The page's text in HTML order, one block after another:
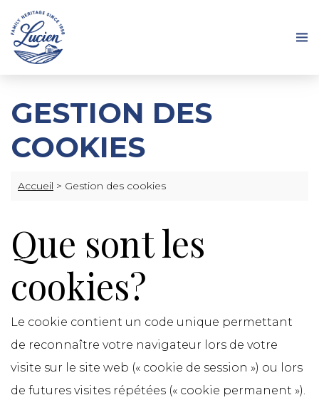
GESTION DES
COOKIES
Accueil > Gestion des cookies
Que sont les
cookies?
Le cookie contient un code unique permettant
de reconnaître votre navigateur lors de votre
visite sur le site web (« cookie de session ») ou lors
de futures visites répétées (« cookie permanent »).